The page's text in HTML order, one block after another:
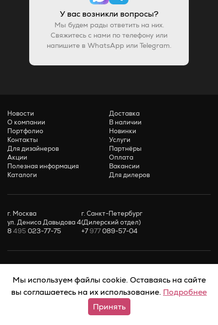
У вас возникли вопросы?
Мы будем рады ответить на них.
Свяжитесь с нами по телефону или
напишите в WhatsApp или Telegram.
Новости
О компании
Портфолио
Контакты
Для дизайнеров
Акции
Полезная информация
Каталоги
Доставка
В наличии
Новинки
Услуги
Партнёры
Оплата
Вакансии
Для дилеров
г. Москва
ул. Дениса Давыдова 4
8495 023-77-75
г. Санкт-Петербург
(Дилерский отдел)
+7977089-57-04
opt@ardostudio.ru
zakaz@ardostudio.ru
arch@ardostudio.ru
info@ardostudio.ru
Мы используем файлы cookie. Оставаясь на сайте
вы соглашаетесь на их использование. Подробнее
Принять